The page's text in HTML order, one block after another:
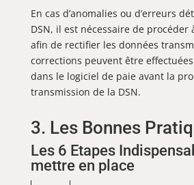
En cas d’anomalies ou d’erreurs
DSN, il est nécessaire de procéder
afin de rectifier les données
corrections peuvent être
dans le logiciel de paie avant la
transmission de la DSN.
3. Les Bonnes
Les 6 Etapes
mettre en place